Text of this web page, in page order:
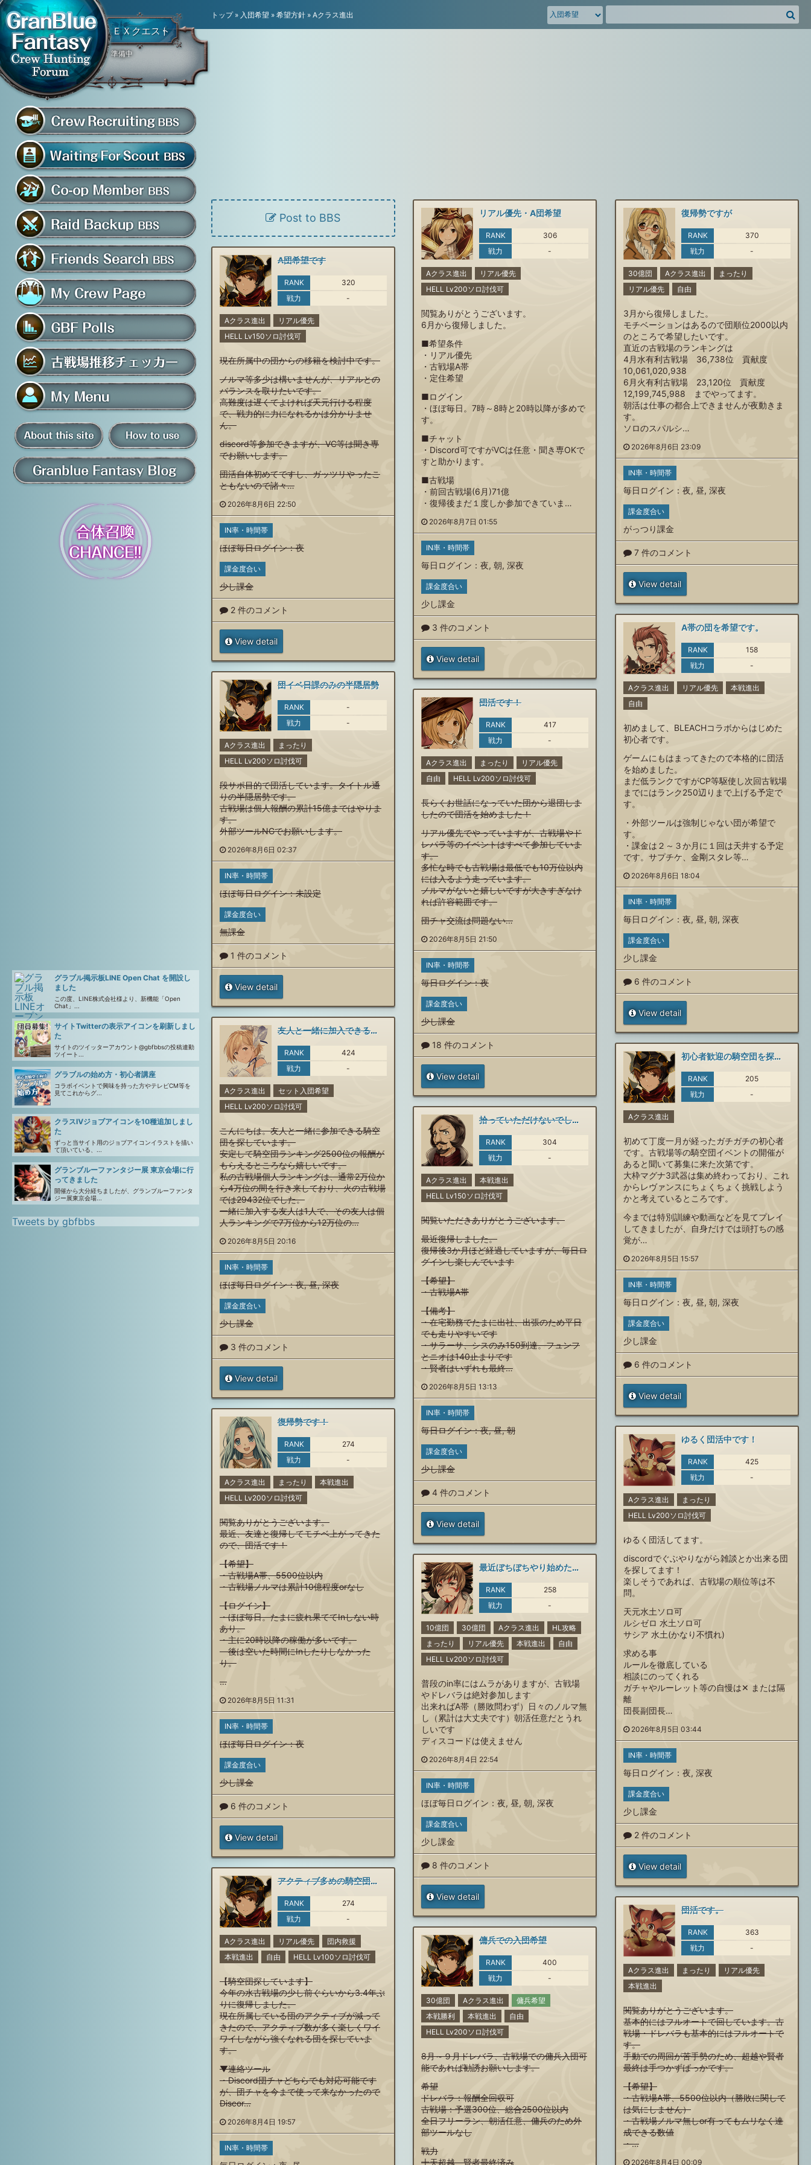
グラブル騎空団募集掲示
騎
空
団
騎空団員募集掲示板
騎空団入団希望掲示板
共闘部屋・メンバー掲示板
マルチバトル救援募集掲示板
フレンド募集掲示板
マイ騎空団ページ
グラブルアンケート
古戦場推移チェッカー
マイメニュー
騎空団員募集掲示板 掲示板の使い方
グラブル掲示板LINE Open Chat を開設し
ました
この度、LINE株式会社様より、新機能「Open
Chat」...
サイトTwitterの表示アイコンを刷新しまし
た
サイトのツイッターアカウント@gbfbbsの投稿連動
ツイート...
グラブルの始め方・初心者講座
コラボイベントで興味を持った方やテレビCM等を
見てこれからグ...
クラスⅣジョブアイコンを10種追加しまし
た
ずっと当サイト用のジョブアイコンイラストを描い
て頂いている、...
グランブルーファンタジー展 東京会場に行
ってきました
開催から大分経ちましたが、グランブルーファンタ
ジー展東京会場...
ＥＸクエスト
準備中
Tweets by gbfbbs
トップ» 入団希望 » 希望方針 » Aクラス進出
Post to BBS リアル優先・A団希望
RANK
306
戦力
-
Aクラス進出
リアル優先
HELL Lv200ソロ討伐可
閲覧ありがとうございます。
6月から復帰しました。
■希望条件
・リアル優先
・古戦場A帯
・定住希望
■ログイン
・ほぼ毎日。7時～8時と20時以降が多めで
す。
■チャット
・Discord可ですがVCは任意・聞き専OKで
すと助かります。
■古戦場
・前回古戦場(6月)71億
・復帰後まだ１度しか参加できていま…
2026年8月7日 01:55
IN率・時間帯
毎日ログイン ： 夜, 朝, 深夜
課金度合い
少し課金
3 件のコメント
View detail
復帰勢ですが
RANK
370
戦力
-
30億団 Aクラス進出
まったり
リアル優先
自由
3月から復帰しました。
モチベーションはあるので団順位2000以内
のところで希望したいです。
直近の古戦場のランキングは
4月水有利古戦場 36,738位 貢献度
10,061,020,938
6月火有利古戦場 23,120位 貢献度
12,199,745,988 までやってます。
朝活は仕事の都合上できませんが夜動きま
す。
ソロのスパルシ…
2026年8月6日 23:09
IN率・時間帯
毎日ログイン ： 夜, 昼, 深夜
課金度合い
がっつり課金
7 件のコメント
View detail
A団希望です
RANK
320
戦力
-
Aクラス進出
リアル優先
HELL Lv150ソロ討伐可
現在所属中の団からの移籍を検討中です。
ノルマ等多少は構いませんが、リアルとの
バランスを取りたいです。
高難度は遅くてよければ天元行ける程度
で、戦力的に力になれるかは分かりませ
ん。
discord等参加できますが、VC等は聞き専
でお願いします。
団活自体初めてですし、ガッツリやったこ
ともないので諸々…
2026年8月6日 22:50
IN率・時間帯
ほぼ毎日ログイン：夜
課金度合い
少し課金
2 件のコメント
View detail
A帯の団を希望です。
RANK
158
戦力
-
Aクラス進出 リアル優先
本戦進出
自由
初めまして、BLEACHコラボからはじめた
初心者です。
ゲームにもはまってきたので本格的に団活
を始めました。
まだ低ランクですがCP等駆使し次回古戦場
までにはランク250辺りまで上げる予定で
す。
・外部ツールは強制じゃない団が希望で
す。
・課金は２～３か月に１回は天井する予定
です。サプチケ、金剛スタレ等…
2026年8月6日 18:04
IN率・時間帯
毎日ログイン ： 夜, 昼, 朝, 深夜
課金度合い
少し課金
6 件のコメント
View detail
団イベ日課のみの半隠居勢
RANK
-
戦力
-
Aクラス進出
まったり
HELL Lv200ソロ討伐可
段サポ目的で団活しています。タイトル通
りの半隠居勢です。
古戦場は個人報酬の累計15億まではやりま
す。
外部ツールNGでお願いします。
2026年8月6日 02:37
IN率・時間帯
ほぼ毎日ログイン：未設定
課金度合い
無課金
1 件のコメント
View detail
団活です！
RANK
417
戦力
-
Aクラス進出 まったり
リアル優先
自由
HELL Lv200ソロ討伐可
長らくお世話になっていた団から退団しま
したので団活を始めました！
リアル優先でやっていますが、古戦場やド
レパラ等のイベントはすべて参加していま
す。
多忙な時でも古戦場は最低でも10万位以内
には入るよう走っています。
ノルマがないと嬉しいですが大きすぎなけ
れば許容範囲です。
団チャ交流は問題ない…
2026年8月5日 21:50
IN率・時間帯
毎日ログイン：夜
課金度合い
少し課金
18 件のコメント
View detail
友人と一緒に加入できる騎空団を探しています。
RANK
424
戦力
-
Aクラス進出
セット入団希望
HELL Lv200ソロ討伐可
こんにちは。友人と一緒に参加できる騎空
団を探しています。
安定して騎空団ランキング2500位の報酬が
もらえるところなら嬉しいです。
私の古戦場個人ランキングは、通常2万位か
ら4万位の間を行き来しており、火の古戦場
では29432位でした。
一緒に加入する友人は1人で、その友人は個
人ランキングで7万位から12万位の…
2026年8月5日 20:16
IN率・時間帯
ほぼ毎日ログイン：夜,昼,深夜
課金度合い
少し課金
3 件のコメント
View detail
初心者歓迎の騎空団を探しています
RANK
205
戦力
-
Aクラス進出
初めて丁度一月が経ったガチガチの初心者
です。古戦場等の騎空団イベントの開催が
あると聞いて募集に来た次第です。
大枠マグナ3武器は集め終わっており、これ
からレヴァンスにちょくちょく挑戦しよう
かと考えているところです。
今までは特別訓練や動画などを見てプレイ
してきましたが、自身だけでは頭打ちの感
覚が…
2026年8月5日 15:57
IN率・時間帯
毎日ログイン ： 夜, 昼, 朝, 深夜
課金度合い
少し課金
6 件のコメント
View detail
拾っていただけないでしょうか
RANK
304
戦力
-
Aクラス進出
本戦進出
HELL Lv150ソロ討伐可
閲覧いただきありがとうございます。
最近復帰しました。
復帰後3か月ほど経過していますが、毎日ロ
グインし楽しんでいます
【希望】
・古戦場A帯
【備考】
・在宅勤務でたまに出社、出張のため平日
でも走りやすいです
・サラーサ、シスのみ150到達。フュンフ
とニオは140止まりです
・賢者はいずれも最終…
2026年8月5日 13:13
IN率・時間帯
毎日ログイン：夜,昼,朝
課金度合い
少し課金
4 件のコメント
View detail
復帰勢です！
RANK
274
戦力
-
Aクラス進出 まったり
本戦進出
HELL Lv200ソロ討伐可
閲覧ありがとうございます。
最近、友達と復帰してモチベ上がってきた
ので、団活です！
【希望】
・古戦場A帯、5500位以内
・古戦場ノルマは累計10億程度orなし
【ログイン】
・ほぼ毎日。たまに疲れ果ててInしない時
あり。
・主に20時以降の稼働が多いです。
後は空いた時間にInしたりしなかった
り。
…
2026年8月5日 11:31
IN率・時間帯
ほぼ毎日ログイン：夜
課金度合い
少し課金
6 件のコメント
View detail
ゆるく団活中です！
RANK
425
戦力
-
Aクラス進出
まったり
HELL Lv200ソロ討伐可
ゆるく団活してます。
discordでぐぶやりながら雑談とか出来る団
を探してます！
楽しそうであれば、古戦場の順位等は不
問。
天元水土ソロ可
ルシゼロ 水土ソロ可
サシア 水土(かなり不慣れ)
求める事
ルールを徹底している
相談にのってくれる
ガチャやルーレット等の自慢は‪✕‬ または隔
離
団長副団長…
2026年8月5日 03:44
IN率・時間帯
毎日ログイン ： 夜, 深夜
課金度合い
少し課金
2 件のコメント
View detail
最近ぼちぼちやり始めた復帰勢です
RANK
258
戦力
-
10億団 30億団 Aクラス進出
HL攻略
まったり
リアル優先 本戦進出
自由
HELL Lv200ソロ討伐可
普段のin率にはムラがありますが、古戦場
やドレバラは絶対参加します
出来ればA帯（勝敗問わず）日々のノルマ無
し（累計は大丈夫です）朝活任意だとうれ
しいです
ディスコードは使えません
2026年8月4日 22:54
IN率・時間帯
ほぼ毎日ログイン ： 夜, 昼, 朝, 深夜
課金度合い
少し課金
8 件のコメント
View detail
アクティブ多めの騎空団を探しています
RANK
274
戦力
-
Aクラス進出 リアル優先
団内救援
本戦進出
自由 HELL Lv100ソロ討伐可
【騎空団探しています】
今年の水古戦場の少し前ぐらいから3.4年ぶ
りに復帰しました。
現在所属している団のアクティブが減って
きたので、アクティブ数が多く楽しくワイ
ワイしながら強くなれる団を探していま
す。
▼連絡ツール
・Discord団チャどちらでも対応可能です
が、団チャを今まで使って来なかったので
Discor…
2026年8月4日 19:57
IN率・時間帯
団活です。
RANK
363
戦力
-
Aクラス進出 まったり
リアル優先
本戦進出
閲覧ありがとうございます。
基本的にはフルオートで回しています。古
戦場・ドレバラも基本的にはフルオートで
す。
手動での周回が苦手勢のため、超越や賢者
最終は手つかずばっかです。
【希望】
・古戦場A帯、5500位以内（勝敗に関して
は気にしません）
・古戦場ノルマ無しor有ってもムリなく達
成できる数値
・…
2026年8月4日 00:09
傭兵での入団希望
RANK
400
戦力
-
30億団 Aクラス進出
傭兵希望
本戦勝利
本戦進出
自由
HELL Lv200ソロ討伐可
8月～９月ドレバラ、古戦場での傭兵入団可
能であれば勧誘お願いします。
希望
ドレバラ：報酬全回収可
古戦場：予選300位、総合2500位以内
全日フリーラン、朝活任意、傭兵のため外
部ツールなし
戦力
十天超越、賢者最終済み